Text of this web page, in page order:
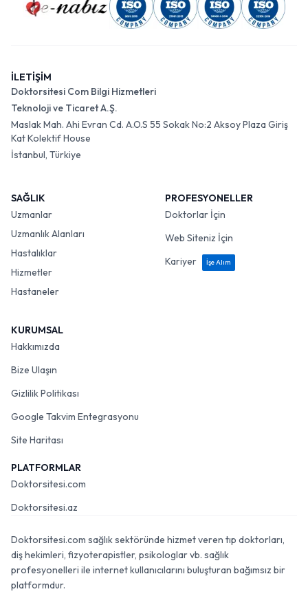
İLETİŞİM
Doktorsitesi Com Bilgi Hizmetleri
Teknoloji ve Ticaret A.Ş.
Maslak Mah. Ahi Evran Cd. A.O.S 55 Sokak No:2 Aksoy Plaza Giriş
Kat Kolektif House
İstanbul, Türkiye
SAĞLIK
Uzmanlar
Uzmanlık Alanları
Hastalıklar
Hizmetler
Hastaneler
PROFESYONELLER
Doktorlar İçin
Web Siteniz İçin
Kariyer
İşe Alım
KURUMSAL
Hakkımızda
Bize Ulaşın
Gizlilik Politikası
Google Takvim Entegrasyonu
Site Haritası
PLATFORMLAR
Doktorsitesi.com
Doktorsitesi.az
Doktorsitesi.com sağlık sektöründe hizmet veren tıp doktorları,
diş hekimleri, fizyoterapistler, psikologlar vb. sağlık
profesyonelleri ile internet kullanıcılarını buluşturan bağımsız bir
platformdur.